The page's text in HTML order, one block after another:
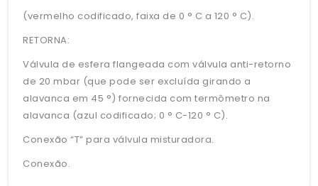
(vermelho codificado, faixa de 0 ° C a 120 ° C).
RETORNA:
Válvula de esfera flangeada com válvula anti-retorno
de 20 mbar (que pode ser excluída girando a
alavanca em 45 °) fornecida com termômetro na
alavanca (azul codificado; 0 ° C-120 ° C).
Conexão “T” para válvula misturadora.
Conexão.